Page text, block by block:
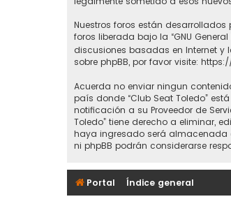
Nuestros foros están desarrollados
foros liberada bajo la “GNU
discusiones basadas en Internet
sobre phpBB, por favor visite:
Acuerda no enviar ningun
país donde “Club Seat Toledo”
notificación a su Proveedor de
Toledo” tiene derecho a eliminar,
haya ingresado será almacenada
ni phpBB podrán considerarse
Portal Índice general